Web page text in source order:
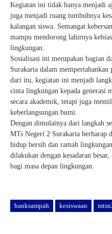
Kegiatan ini tidak hanya menjadi
juga menjadi ruang tumbuhnya
kalangan siswa. Semangat
mampu mendorong lahirnya
lingkungan.
Sosialisasi ini merupakan bagian
Surakarta dalam
dari itu, kegiatan ini menjadi
cinta lingkungan kepada generasi
secara akademik, tetapi juga
keberlangsungan bumi.
Dengan dimulainya dari langkah
MTs Negeri 2 Surakarta berharap
hidup bersih dan ramah
dilakukan dengan kesadaran
bagi masa depan lingkungan.
banksampah kesiswaan